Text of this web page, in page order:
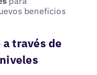
beneficios
través de